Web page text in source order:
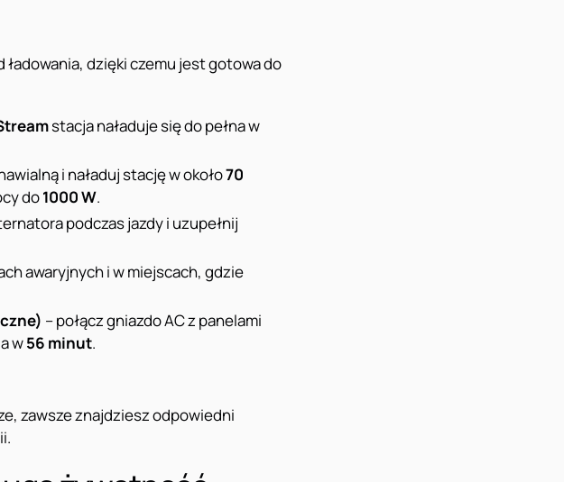
ładowania, dzięki czemu jest gotowa do
stacja naładuje się do pełna w
i naładuj stację w około70
do1000 W.
podczas jazdy i uzupełnij
awaryjnych i w miejscach, gdzie
– połącz gniazdo AC z panelami
w56 minut.
zawsze znajdziesz odpowiedni